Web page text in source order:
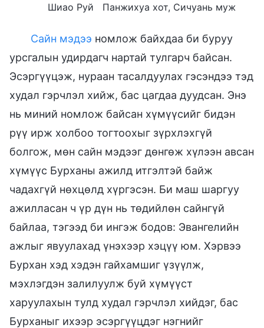
Шиао Руй Панжихуа хот, Сичуань муж
Сайн мэдээ номлож байхдаа би буруу
урсгалын удирдагч нартай тулгарч байсан.
Эсэргүүцэж, нураан тасалдуулах гэсэндээ тэд
худал гэрчлэл хийж, бас цагдаа дуудсан. Энэ
нь миний номлож байсан хүмүүсийг бидэн
рүү ирж холбоо тогтоохыг зүрхлэхгүй
болгож, мөн сайн мэдээг дөнгөж хүлээн авсан
хүмүүс Бурханы ажилд итгэлтэй байж
чадахгүй нөхцөлд хүргэсэн. Би маш шаргуу
ажилласан ч үр дүн нь төдийлөн сайнгүй
байлаа, тэгээд би ингэж бодов: Эвангелийн
ажлыг явуулахад үнэхээр хэцүү юм. Хэрвээ
Бурхан хэд хэдэн гайхамшиг үзүүлж,
мэхлэгдэн залилуулж буй хүмүүст
харуулахын тулд худал гэрчлэл хийдэг, бас
Бурханыг ихээр эсэргүүцдэг нэгнийг